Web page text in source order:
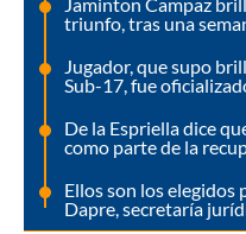
triunfo, tras una
Jugador, que supo
Sub-17, fue
De la Espriella dice
como parte de la
Ellos son los elegidos
Dapre, secretaría